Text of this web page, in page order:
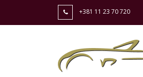
+381 11 23 70 720